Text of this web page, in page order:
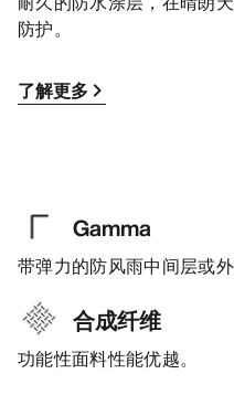
防护。
了解更多
Gamma
带弹力的防风雨中间层或
合成纤维
功能性面料性能优越。